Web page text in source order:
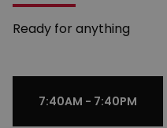
Ready for anything
7:40AM - 7:40PM